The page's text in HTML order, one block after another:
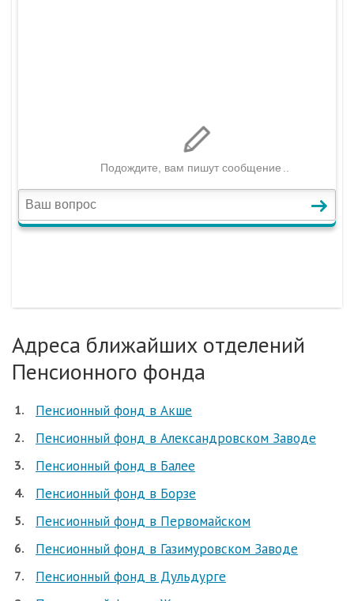
Адреса ближайших отделений
Пенсионного фонда
Пенсионный фонд в Акше
Пенсионный фонд в Александровском Заводе
Пенсионный фонд в Балее
Пенсионный фонд в Борзе
Пенсионный фонд в Первомайском
Пенсионный фонд в Газимуровском Заводе
Пенсионный фонд в Дульдурге